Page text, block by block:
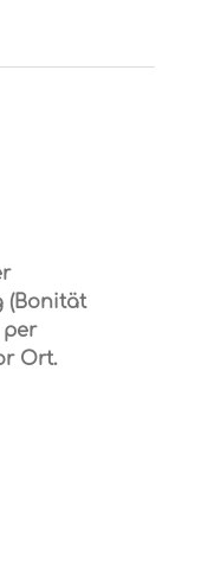
(Bonität
per
Ort.